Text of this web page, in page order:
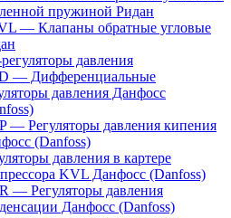
пружиной Ридан
— Клапаны обратные угловые
давления
— Дифференциальные
давления Данфосс
— Регуляторы давления кипения
(Danfoss)
давления в картере
KVL Данфосс (Danfoss)
— Регуляторы давления
Данфосс (Danfoss)